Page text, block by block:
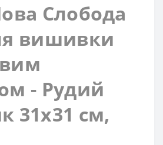
Слобода
вишивки
- Рудий
31x31 см,